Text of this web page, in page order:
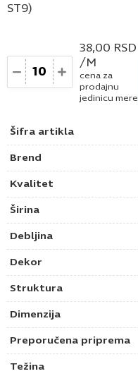
Šifra artikla
Brend
Kvalitet
Širina
Debljina
Dekor
Struktura
Dimenzija
Preporučena priprema
Težina
ST9)
Količina
38,00 RSD
/M
cena za
prodajnu
jedinicu mere